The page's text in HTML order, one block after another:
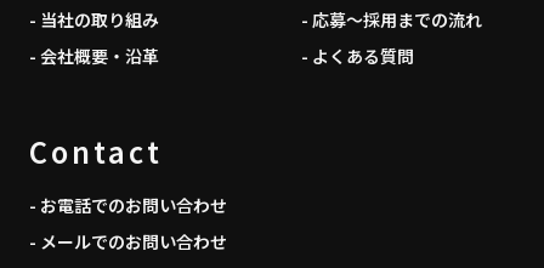
- 当社の取り組み
- 会社概要・沿革
- 応募～採用までの流れ
- よくある質問
Contact
- お電話でのお問い合わせ
- メールでのお問い合わせ